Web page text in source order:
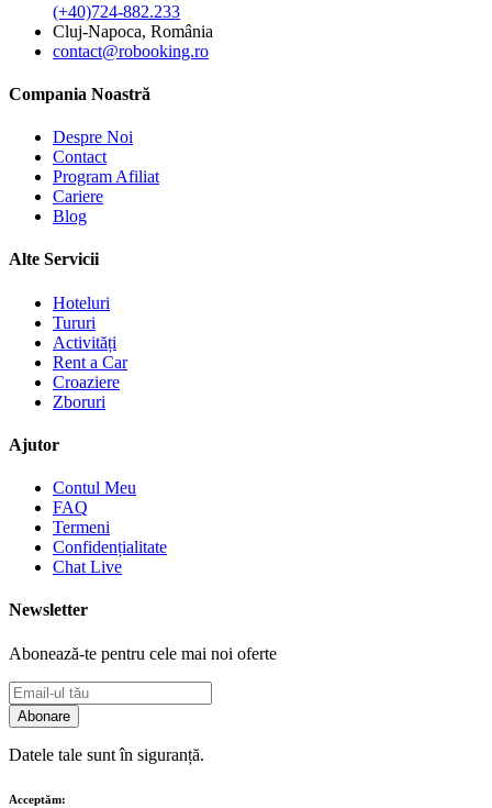
(+40)724-882.233
Cluj-Napoca, România
contact@robooking.ro
Compania Noastră
Despre Noi
Contact
Program Afiliat
Cariere
Blog
Alte Servicii
Hoteluri
Tururi
Activități
Rent a Car
Croaziere
Zboruri
Ajutor
Contul Meu
FAQ
Termeni
Confidențialitate
Chat Live
Newsletter
Abonează-te pentru cele mai noi oferte
Abonare
Datele tale sunt în siguranță.
Acceptăm: